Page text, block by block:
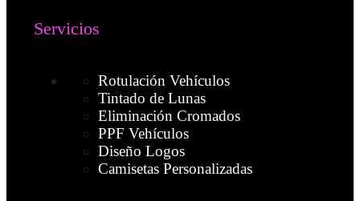
Servicios
Rotulación Vehículos
Tintado de Lunas
Eliminación Cromados
PPF Vehículos
Diseño Logos
Camisetas Personalizadas